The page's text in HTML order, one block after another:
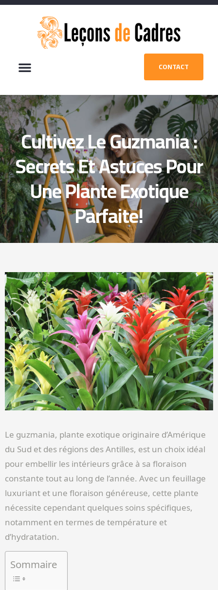
CONTACT
Cultivez Le Guzmania :
Secrets Et Astuces Pour
Une Plante Exotique
Parfaite!
Le guzmania, plante exotique originaire d’Amérique
du Sud et des régions des Antilles, est un choix idéal
pour embellir les intérieurs grâce à sa floraison
constante tout au long de l’année. Avec un feuillage
luxuriant et une floraison généreuse, cette plante
nécessite cependant quelques soins spécifiques,
notamment en termes de température et
d’hydratation.
Sommaire